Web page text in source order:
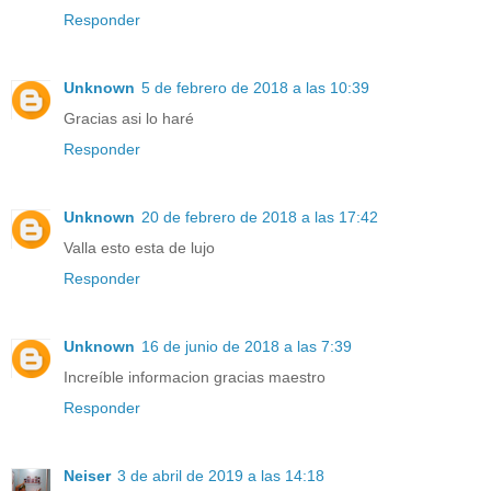
Responder
Unknown 5 de febrero de 2018 a las 10:39
Gracias asi lo haré
Responder
Unknown 20 de febrero de 2018 a las 17:42
Valla esto esta de lujo
Responder
Unknown 16 de junio de 2018 a las 7:39
Increíble informacion gracias maestro
Responder
Neiser 3 de abril de 2019 a las 14:18